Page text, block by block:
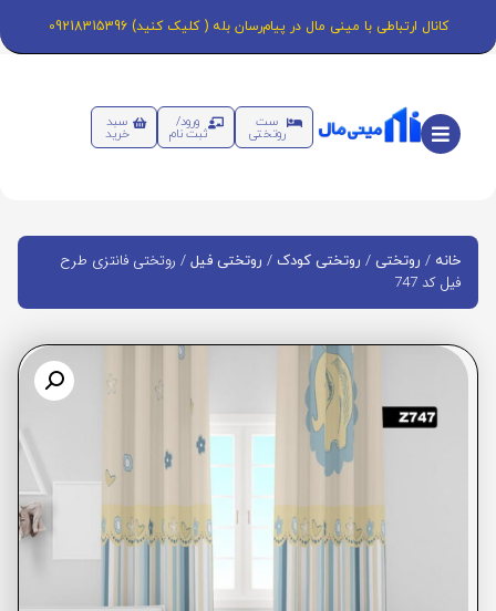
کانال ارتباطی با مینی مال در پیام‌رسان بله ( کلیک کنید) 09218315396
ست
روتختی
ورود/
ثبت نام
سبد
خرید
خانه / روتختی / روتختی کودک / روتختی فیل / روتختی فانتزی طرح
فیل کد 747